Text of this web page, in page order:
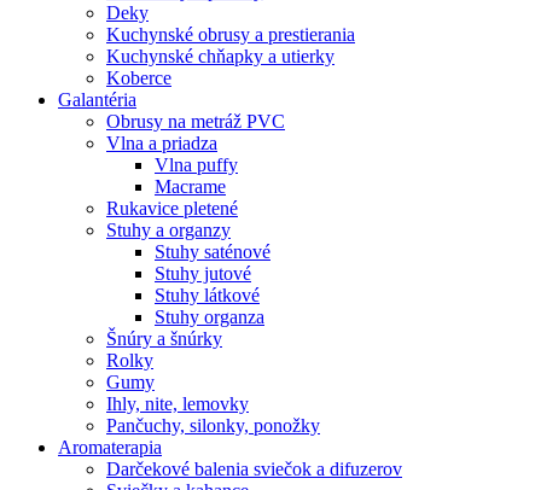
Deky
Kuchynské obrusy a prestierania
Kuchynské chňapky a utierky
Koberce
Galantéria
Obrusy na metráž PVC
Vlna a priadza
Vlna puffy
Macrame
Rukavice pletené
Stuhy a organzy
Stuhy saténové
Stuhy jutové
Stuhy látkové
Stuhy organza
Šnúry a šnúrky
Rolky
Gumy
Ihly, nite, lemovky
Pančuchy, silonky, ponožky
Aromaterapia
Darčekové balenia sviečok a difuzerov